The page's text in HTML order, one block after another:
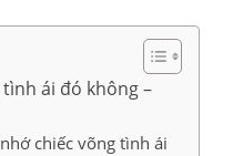
ái đó không –
chiếc võng tình ái